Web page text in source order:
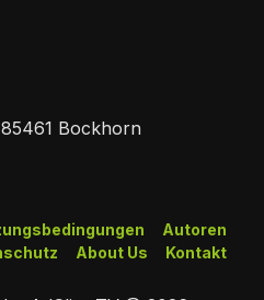
Bockhorn
Autoren
Kontakt
About Us